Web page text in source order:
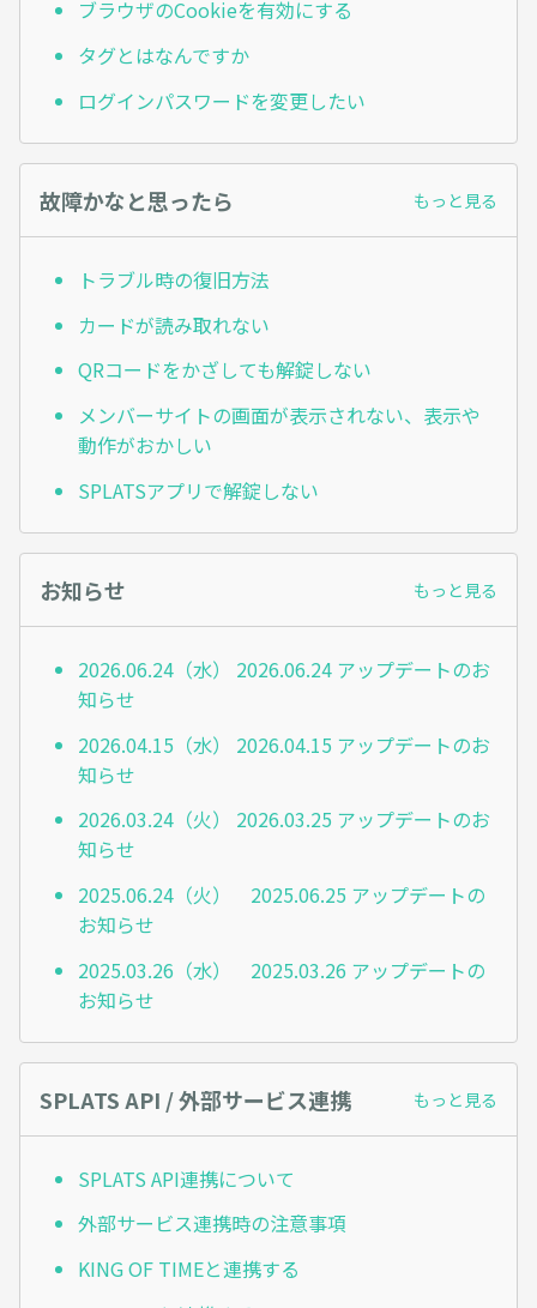
ブラウザのCookieを有効にする
タグとはなんですか
ログインパスワードを変更したい
故障かなと思ったら もっと見る
トラブル時の復旧方法
カードが読み取れない
QRコードをかざしても解錠しない
メンバーサイトの画面が表示されない、表示や
動作がおかしい
SPLATSアプリで解錠しない
お知らせ もっと見る
2026.06.24（水） 2026.06.24 アップデートのお
知らせ
2026.04.15（水） 2026.04.15 アップデートのお
知らせ
2026.03.24（火） 2026.03.25 アップデートのお
知らせ
2025.06.24（火） 2025.06.25 アップデートの
お知らせ
2025.03.26（水） 2025.03.26 アップデートの
お知らせ
SPLATS API / 外部サービス連携 もっと見る
SPLATS API連携について
外部サービス連携時の注意事項
KING OF TIMEと連携する